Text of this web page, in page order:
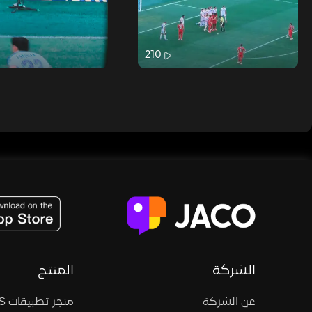
210
الشركة
عن الشركة
المنتج
متجر تطبيقات iOS